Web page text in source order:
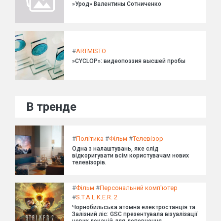
»Урод» Валентины Сотниченко
#ARTMISTO
»CYCLOP»: видеопоэзия высшей пробы
В тренде
#Політика #Фільм #Телевізор
Одна з налаштувань, яке слід
відкоригувати всім користувачам нових
телевізорів.
#Фільм #Персональний комп'ютер
#S.T.A.L.K.E.R. 2
Чорнобильська атомна електростанція та
Залізний ліс: GSC презентувала візуалізації